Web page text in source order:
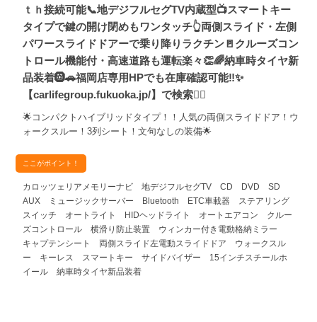
ｔｈ接続可能📞地デジフルセグTV内蔵型📺スマートキー
タイプで鍵の開け閉めもワンタッチ👆両側スライド・左側
パワースライドドアーで乗り降りラクチン🚪クルーズコン
トロール機能付・高速道路も運転楽々👏🌈納車時タイヤ新
品装着🛞🚗福岡店専用HPでも在庫確認可能‼✨
【carlifegroup.fukuoka.jp/】で検索🕵️‍♂️
🌟コンパクトハイブリッドタイプ！！人気の両側スライドドア！ウ
ォークスルー！3列シート！文句なしの装備🌟
ここがポイント！
カロッツェリアメモリーナビ 地デジフルセグTV CD DVD SD
AUX ミュージックサーバー Bluetooth ETC車載器 ステアリング
スイッチ オートライト HIDヘッドライト オートエアコン クルー
ズコントロール 横滑り防止装置 ウィンカー付き電動格納ミラー
キャプテンシート 両側スライド左電動スライドドア ウォークスル
ー キーレス スマートキー サイドバイザー 15インチスチールホ
イール 納車時タイヤ新品装着